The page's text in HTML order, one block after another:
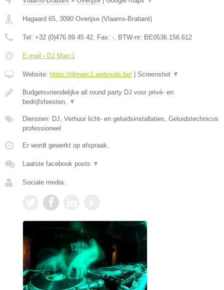
Hagaard 65 3090 Overijse (Vlaams-Brabant)
Tel: +32 (0)476 89 45 42 , Fax: - , BTW-nr: BE0536.156.612
E-mail › DJ Marc1
Website: https://djmarc1.webnode.be/ Screenshot ▼
Budgetsvriendelijke all round party DJ voor privé- en
bedrijfsfeesten.
▼
Diensten: DJ, Verhuur licht- en geluidsinstallaties, Geluidstechnicus
professioneel
Er wordt gewerkt op afspraak.
Laatste facebook posts ▼
Sociale media: